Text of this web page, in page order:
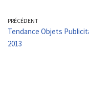
PRÉCÉDENT
Tendance Objets
2013